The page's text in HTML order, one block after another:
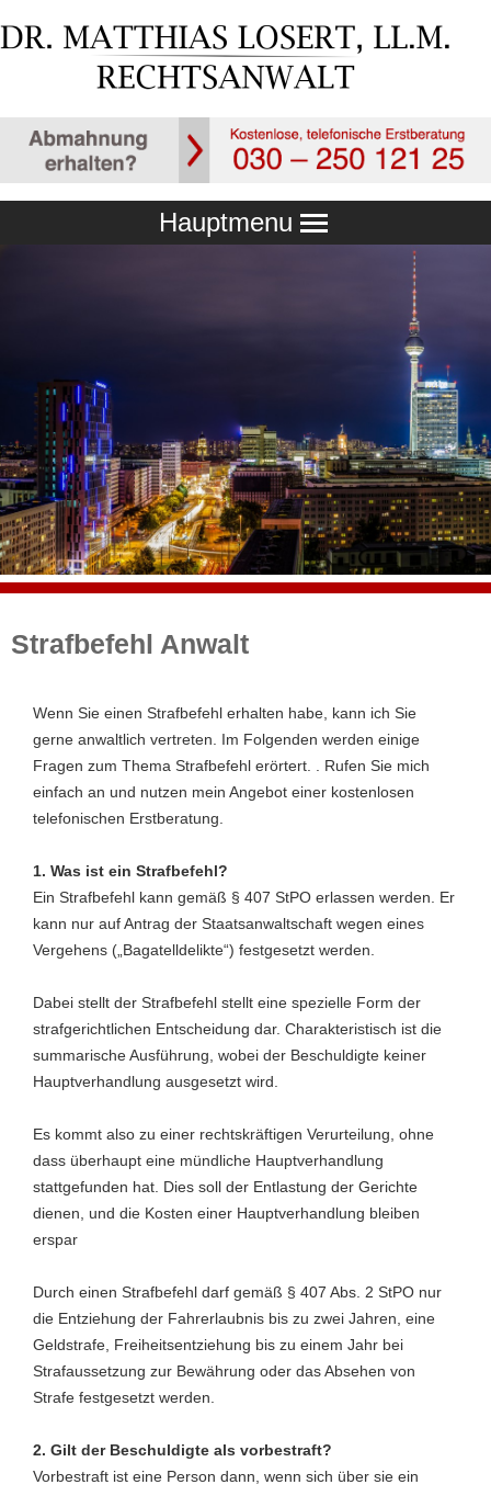
Hauptmenu
Strafbefehl Anwalt
Wenn Sie einen Strafbefehl erhalten habe, kann ich Sie
gerne anwaltlich vertreten. Im Folgenden werden einige
Fragen zum Thema Strafbefehl erörtert. . Rufen Sie mich
einfach an und nutzen mein Angebot einer kostenlosen
telefonischen Erstberatung.
1. Was ist ein Strafbefehl?
Ein Strafbefehl kann gemäß § 407 StPO erlassen werden. Er
kann nur auf Antrag der Staatsanwaltschaft wegen eines
Vergehens („Bagatelldelikte“) festgesetzt werden.
Dabei stellt der Strafbefehl stellt eine spezielle Form der
strafgerichtlichen Entscheidung dar. Charakteristisch ist die
summarische Ausführung, wobei der Beschuldigte keiner
Hauptverhandlung ausgesetzt wird.
Es kommt also zu einer rechtskräftigen Verurteilung, ohne
dass überhaupt eine mündliche Hauptverhandlung
stattgefunden hat. Dies soll der Entlastung der Gerichte
dienen, und die Kosten einer Hauptverhandlung bleiben
erspar
Durch einen Strafbefehl darf gemäß § 407 Abs. 2 StPO nur
die Entziehung der Fahrerlaubnis bis zu zwei Jahren, eine
Geldstrafe, Freiheitsentziehung bis zu einem Jahr bei
Strafaussetzung zur Bewährung oder das Absehen von
Strafe festgesetzt werden.
2. Gilt der Beschuldigte als vorbestraft?
Vorbestraft ist eine Person dann, wenn sich über sie ein